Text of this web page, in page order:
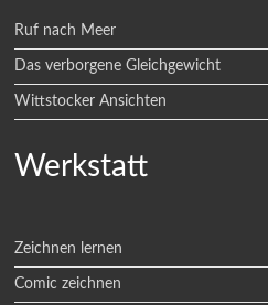
Ruf nach Meer
Das verborgene Gleichgewicht
Wittstocker Ansichten
Werkstatt
Zeichnen lernen
Comic zeichnen